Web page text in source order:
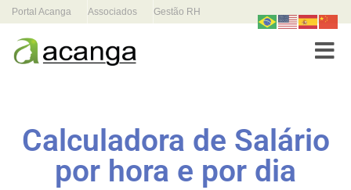
Portal Acanga Associados Gestão RH
Calculadora de Salário
por hora e por dia